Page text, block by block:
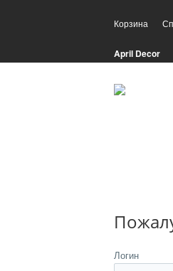
Корзина
April Decor
Логин